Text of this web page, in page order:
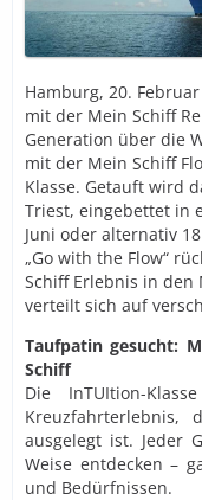
Hamburg, 20.
mit der Mein Schiff
Generation über die
mit der Mein Schiff
Klasse. Getauft wird
Triest, eingebettet in
Juni oder alternativ
„Go with the Flow“
Schiff Erlebnis in den
verteilt sich auf
Taufpatin gesucht:
Schiff
Die InTUItion-
ausgelegt ist. Jeder
Weise entdecken –
und Bedürfnissen.